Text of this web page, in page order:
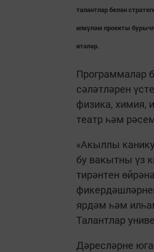
талантлар белән
илкүләм проекты
итәләр.
Программалар
сәләтләрен
физика, химия,
театр һәм
«Акыллы
бу вакытны үз
тирәнтен
ярдәм һәм
Талантлар
Дәресләрне